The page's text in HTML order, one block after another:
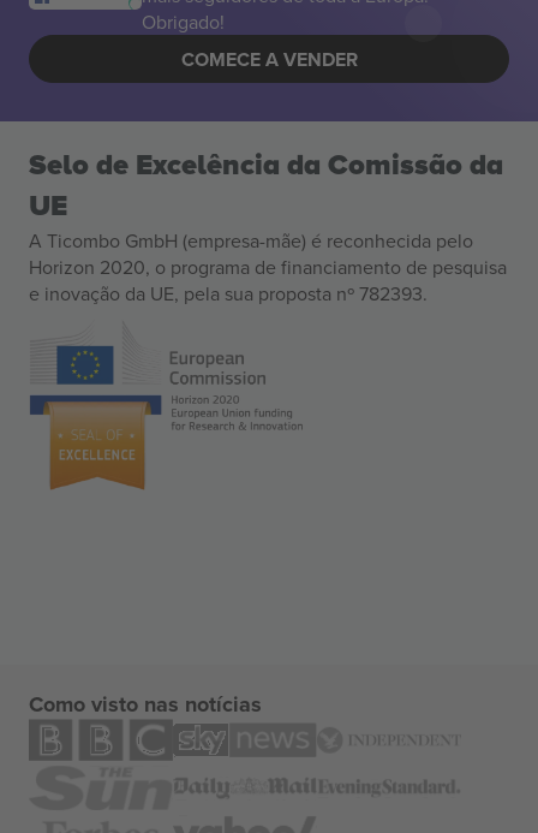
Obrigado!
COMECE A VENDER
Selo de Excelência da Comissão da
UE
A Ticombo GmbH (empresa-mãe) é reconhecida pelo
Horizon 2020, o programa de financiamento de pesquisa
e inovação da UE, pela sua proposta nº 782393.
Como visto nas notícias